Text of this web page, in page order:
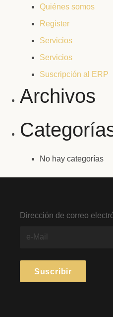
Quiénes somos
Register
Servicios
Servicios
Suscripción al ERP
Archivos
No hay categorías
Dirección de correo